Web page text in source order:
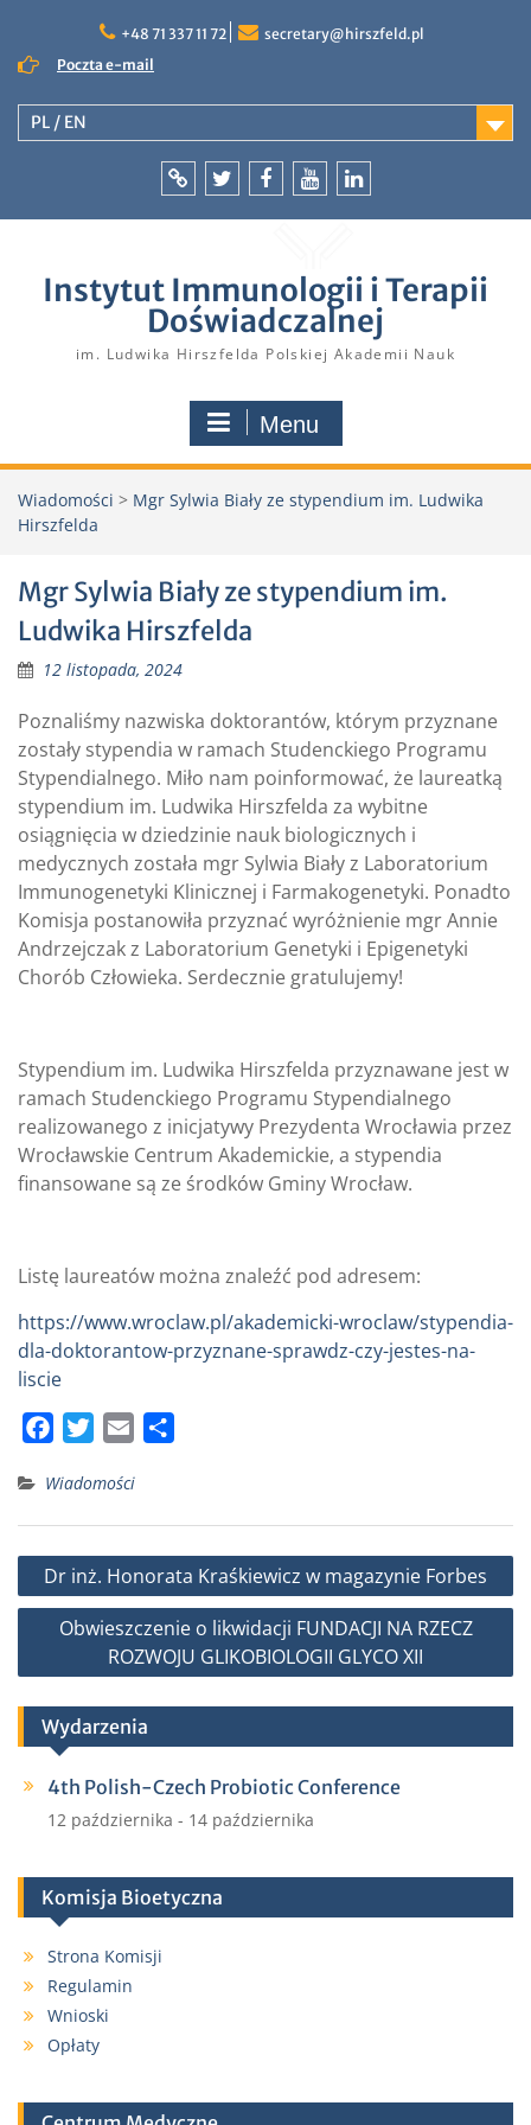
content
+48 71 337 11 72
secretary@hirszfeld.pl
Poczta e-mail
PL / EN
Instytut Immunologii i Terapii
Doświadczalnej
im. Ludwika Hirszfelda Polskiej Akademii Nauk
Menu
Wiadomości > Mgr Sylwia Biały ze stypendium im. Ludwika
Hirszfelda
Mgr Sylwia Biały ze stypendium im.
Ludwika Hirszfelda
12 listopada, 2024
Poznaliśmy nazwiska doktorantów, którym przyznane
zostały stypendia w ramach Studenckiego Programu
Stypendialnego. Miło nam poinformować, że laureatką
stypendium im. Ludwika Hirszfelda za wybitne
osiągnięcia w dziedzinie nauk biologicznych i
medycznych została mgr Sylwia Biały z Laboratorium
Immunogenetyki Klinicznej i Farmakogenetyki. Ponadto
Komisja postanowiła przyznać wyróżnienie mgr Annie
Andrzejczak z Laboratorium Genetyki i Epigenetyki
Chorób Człowieka. Serdecznie gratulujemy!
Stypendium im. Ludwika Hirszfelda przyznawane jest w
ramach Studenckiego Programu Stypendialnego
realizowanego z inicjatywy Prezydenta Wrocławia przez
Wrocławskie Centrum Akademickie, a stypendia
finansowane są ze środków Gminy Wrocław.
Listę laureatów można znaleźć pod adresem:
https://www.wroclaw.pl/akademicki-wroclaw/stypendia-
dla-doktorantow-przyznane-sprawdz-czy-jestes-na-
liscie
c
e
b
o
o
i
t
t
e
r
i
l
r
e
Wiadomości
Nawigacja
wpisu
Dr inż. Honorata Kraśkiewicz w magazynie Forbes
Obwieszczenie o likwidacji FUNDACJI NA RZECZ
ROZWOJU GLIKOBIOLOGII GLYCO XII
Wydarzenia
4th Polish-Czech Probiotic Conference
12 października - 14 października
Komisja Bioetyczna
Strona Komisji
Regulamin
Wnioski
Opłaty